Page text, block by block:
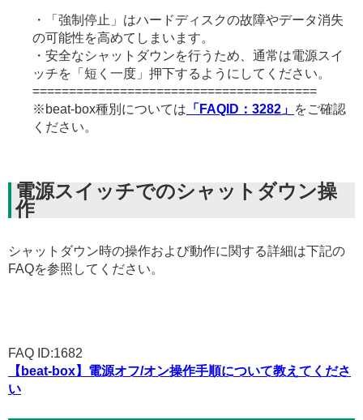
・「強制停止」はハードディスクの故障やデータ消失
の可能性を高めてしまいます。
・安全なシャットダウンを行うため、通常は電源スイ
ッチを「短く一度」押下するようにしてください。
=======================================
※beat‐box種別については 「FAQID：3282」 をご確認
ください。
電源スイッチでのシャットダウン操
作
シャットダウン時の操作および動作に関する詳細は下記の
FAQを参照してください。
FAQ ID:1682
【beat-box】電源オフ/オン操作手順について教えてくださ
い